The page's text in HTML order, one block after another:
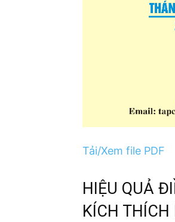
Tải/Xem file PDF
HIỆU QUẢ
KÍCH